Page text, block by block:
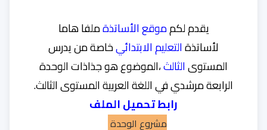
يقدم لكمموقع الأساتذةملفا هاما
لأساتذةالتعليم الابتدائيخاصة من يدرس
المستوىالثالث،الموضوع هو جذاذات الوحدة
الرابعة مرشدي في اللغة العربية المستوى الثالث.
رابط تحميل الملف
مشروع الوحدة